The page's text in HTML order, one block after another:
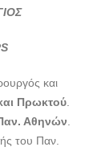
|
|
|
|
και
Πρωκτού
Αθηνών
του Παν.